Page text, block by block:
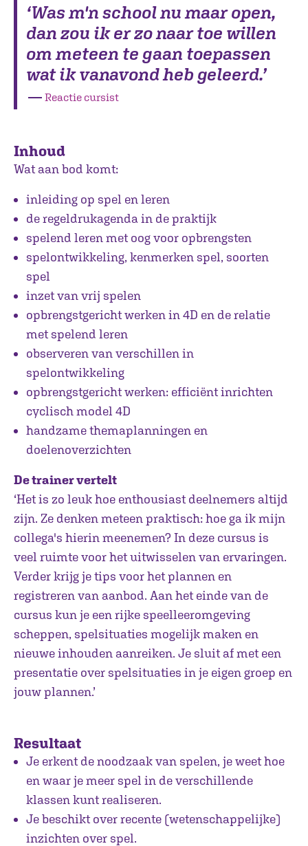
‘Was m'n school nu maar open,
dan zou ik er zo naar toe willen
om meteen te gaan toepassen
wat ik vanavond heb geleerd.’
― Reactie cursist
Inhoud
Wat aan bod komt:
inleiding op spel en leren
de regeldrukagenda in de praktijk
spelend leren met oog voor opbrengsten
spelontwikkeling, kenmerken spel, soorten
spel
inzet van vrij spelen
opbrengstgericht werken in 4D en de relatie
met spelend leren
observeren van verschillen in
spelontwikkeling
opbrengstgericht werken: efficiënt inrichten
cyclisch model 4D
handzame themaplanningen en
doelenoverzichten
De trainer vertelt
‘Het is zo leuk hoe enthousiast deelnemers altijd
zijn. Ze denken meteen praktisch: hoe ga ik mijn
collega's hierin meenemen? In deze cursus is
veel ruimte voor het uitwisselen van ervaringen.
Verder krijg je tips voor het plannen en
registreren van aanbod. Aan het einde van de
cursus kun je een rijke speelleeromgeving
scheppen, spelsituaties mogelijk maken en
nieuwe inhouden aanreiken. Je sluit af met een
presentatie over spelsituaties in je eigen groep en
jouw plannen.’
Resultaat
Je erkent de noodzaak van spelen, je weet hoe
en waar je meer spel in de verschillende
klassen kunt realiseren.
Je beschikt over recente (wetenschappelijke)
inzichten over spel.